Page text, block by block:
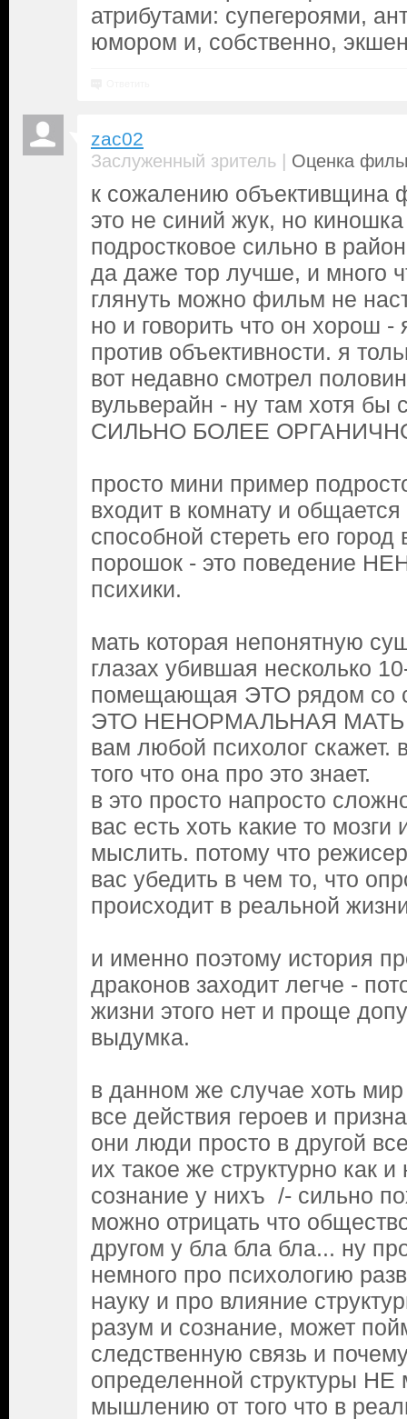
атрибутами: супегероями,
юмором и, собственно,
zac02
Заслуженный зритель | Оценка
к сожалению объективщина
это не синий жук, но
подростковое сильно в
да даже тор лучше, и много
глянуть можно фильм не
но и говорить что он хорош -
против объективности. я
вот недавно смотрел
вульверайн - ну там хотя бы
СИЛЬНО БОЛЕЕ
просто мини пример
входит в комнату и
способной стереть его
порошок - это поведение
психики.
мать которая непонятную
глазах убившая несколько
помещающая ЭТО рядом со
ЭТО НЕНОРМАЛЬНАЯ МАТЬ
вам любой психолог скажет.
того что она про это знает.
в это просто напросто
вас есть хоть какие то мозги
мыслить. потому что
вас убедить в чем то, что
происходит в реальной
и именно поэтому история
драконов заходит легче -
жизни этого нет и проще
выдумка.
в данном же случае хоть
все действия героев и
они люди просто в другой
их такое же структурно как
сознание у нихъ /- сильно
можно отрицать что
другом у бла бла бла... ну
немного про психологию
науку и про влияние
разум и сознание, может
следственную связь и
определенной структуры НЕ
мышлению от того что в